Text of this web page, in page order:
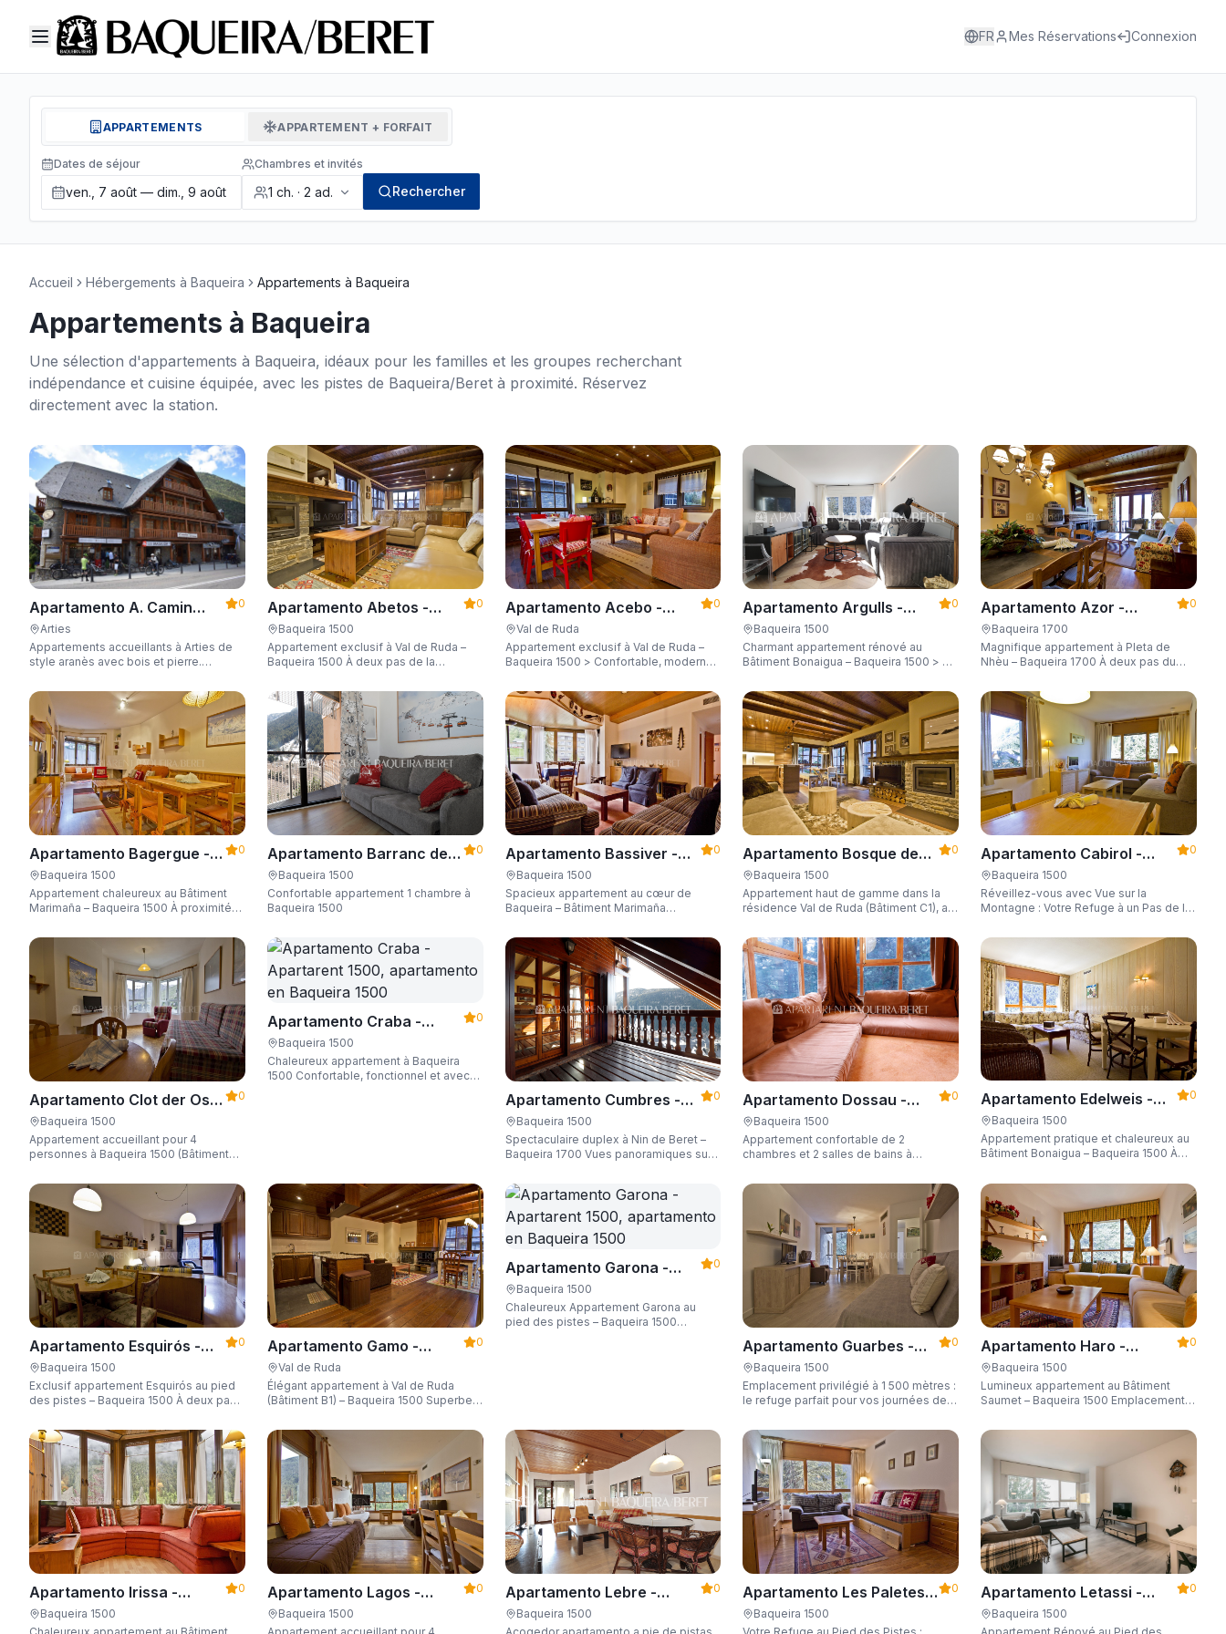
FR Mes Réservations Connexion
APPARTEMENTS APPARTEMENT + FORFAIT
Dates de séjour
ven., 7 août — dim., 9 août
Chambres et invités
1 ch. · 2 ad. Rechercher
Accueil Hébergements à Baqueira Appartements à Baqueira
Appartements à Baqueira
Une sélection d'appartements à Baqueira, idéaux pour les familles et les groupes recherchant
indépendance et cuisine équipée, avec les pistes de Baqueira/Beret à proximité. Réservez
directement avec la station.
Apartamento A. Camin
Reiau
0
Arties
Appartements accueillants à Arties de
style aranès avec bois et pierre.
garage, jacuzzi et sauna.
Apartamento Abetos -
Apartarent 1500
0
Baqueira 1500
Appartement exclusif à Val de Ruda –
Baqueira 1500 À deux pas de la
personnes.
Apartamento Acebo -
Apartarent 1500
0
Val de Ruda
Appartement exclusif à Val de Ruda –
Baqueira 1500 > Confortable, moderne
capacité de 6 personnes.
Apartamento Argulls -
Apartarent 1500
0
Baqueira 1500
Charmant appartement rénové au
Bâtiment Bonaigua – Baqueira 1500 > À
une vue imprenable et une capacité de
6 personnes.
Apartamento Azor -
Apartarent 1500
0
Baqueira 1700
Magnifique appartement à Pleta de
Nhèu – Baqueira 1700 À deux pas du
vers les pistes et capacité de 6
personnes.
Apartamento Bagergue -
Apartarent 1500
0
Baqueira 1500
Appartement chaleureux au Bâtiment
Marimaña – Baqueira 1500 À proximité
des pistes et d'une capacité de 6
Apartamento Barranc der
Aire - Apartarent 1500
0
Baqueira 1500
Confortable appartement 1 chambre à
Baqueira 1500
Apartamento Bassiver -
Apartarent 1500
0
Baqueira 1500
Spacieux appartement au cœur de
Baqueira – Bâtiment Marimaña
parking et capacité de 8 personnes.
Apartamento Bosque de
Valgrande - Apartarent
1500
0
Baqueira 1500
Appartement haut de gamme dans la
résidence Val de Ruda (Bâtiment C1), au
pistes. D'une capacité de 8 personnes,
avec place de parking et casier à skis.
Apartamento Cabirol -
Apartarent 1500
0
Baqueira 1500
Réveillez-vous avec Vue sur la
Montagne : Votre Refuge à un Pas de la
cherchez la combinaison parfaite entre
emplacement, confort et un paysage
inégalable ?
Apartamento Clot der Os -
Apartarent 1500
0
Baqueira 1500
Appartement accueillant pour 4
personnes à Baqueira 1500 (Bâtiment
Apartamento Craba -
Apartarent 1500
0
Baqueira 1500
Chaleureux appartement à Baqueira
1500 Confortable, fonctionnel et avec
Apartamento Cumbres -
Apartarent 1500
0
Baqueira 1500
Spectaculaire duplex à Nin de Beret –
Baqueira 1700 Vues panoramiques sur
suite/salles de bain privées et capacité
d'accueil de 8 personnes.
Apartamento Dossau -
Apartarent 1500
0
Baqueira 1500
Appartement confortable de 2
chambres et 2 salles de bains à
Apartamento Edelweis -
Apartarent 1500
0
Baqueira 1500
Appartement pratique et chaleureux au
Bâtiment Bonaigua – Baqueira 1500 À
parking et capacité de 6 personnes.
Apartamento Esquirós -
Apartarent 1500
0
Baqueira 1500
Exclusif appartement Esquirós au pied
des pistes – Baqueira 1500 À deux pas
capacité de 6 personnes.
Apartamento Gamo -
Apartarent 1500
0
Val de Ruda
Élégant appartement à Val de Ruda
(Bâtiment B1) – Baqueira 1500 Superbes
galerie commerciale, parking, casier à
skis et capacité de 6 personnes.
Apartamento Garona -
Apartarent 1500
0
Baqueira 1500
Chaleureux Appartement Garona au
pied des pistes – Baqueira 1500
Apartamento Guarbes -
Apartarent 1500
0
Baqueira 1500
Emplacement privilégié à 1 500 mètres :
le refuge parfait pour vos journées de
Apartamento Haro -
Apartarent 1500
0
Baqueira 1500
Lumineux appartement au Bâtiment
Saumet – Baqueira 1500 Emplacement
de 6 personnes.
Apartamento Irissa -
Apartarent 1500
0
Baqueira 1500
Apartamento Lagos -
Apartarent 1500
0
Baqueira 1500
Apartamento Lebre -
Apartarent 1500
0
Baqueira 1500
Apartamento Les Paletes -
Apartarent 1500
0
Baqueira 1500
Apartamento Letassi -
Apartarent 1500
0
Baqueira 1500